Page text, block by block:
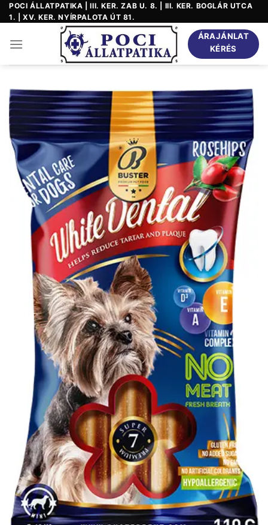
Skip
to
POCI ÁLLATPATIKA | III. KER. ZAB U. 8. | III. KER. BOGLÁR UTCA
1. | XV. KER. NYÍRPALOTA ÚT 81.
ÁRAJÁNLAT
KÉRÉS